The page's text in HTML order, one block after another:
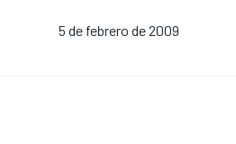
5 de febrero de 2009